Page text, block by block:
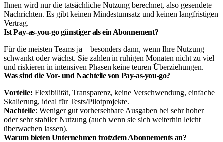
Ihnen wird nur die tatsächliche Nutzung berechnet, also gesendete
Nachrichten. Es gibt keinen Mindestumsatz und keinen langfristigen
Vertrag.
Ist Pay-as-you-go günstiger als ein Abonnement?
Für die meisten Teams ja – besonders dann, wenn Ihre Nutzung
schwankt oder wächst. Sie zahlen in ruhigen Monaten nicht zu viel
und riskieren in intensiven Phasen keine teuren Überziehungen.
Was sind die Vor- und Nachteile von Pay-as-you-go?
Vorteile: Flexibilität, Transparenz, keine Verschwendung, einfache
Skalierung, ideal für Tests/Pilotprojekte.
Nachteile: Weniger gut vorhersehbare Ausgaben bei sehr hoher
oder sehr stabiler Nutzung (auch wenn sie sich weiterhin leicht
überwachen lassen).
Warum bieten Unternehmen trotzdem Abonnements an?